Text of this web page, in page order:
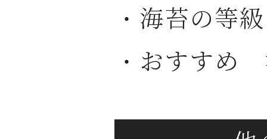
・海苔の等
・おすすめ